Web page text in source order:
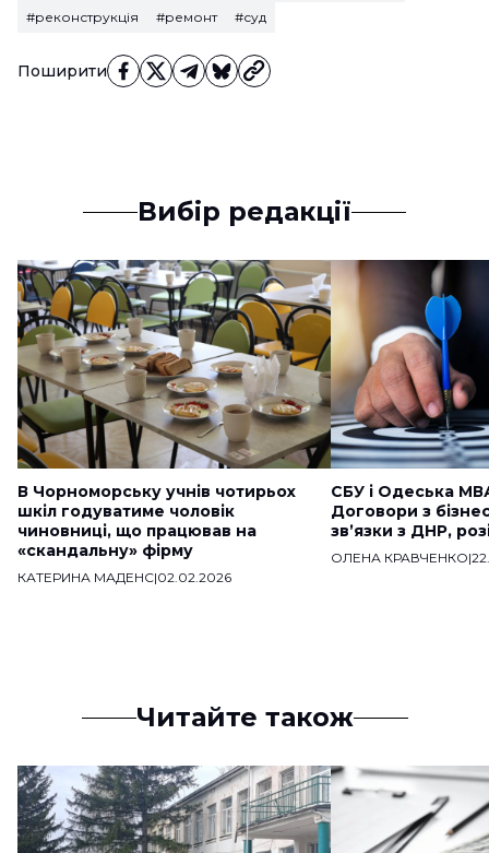
Поширити
#реконструкція #ремонт #суд
Вибір редакції
В Чорноморську учнів чотирьох
шкіл годуватиме чоловік
чиновниці, що працював на
«скандальну» фірму
КАТЕРИНА МАДЕНС|02.02.2026
СБУ і Одеська
Договори з
звʼязки з ДНР,
ОЛЕНА КРАВЧЕНКО|
Читайте також